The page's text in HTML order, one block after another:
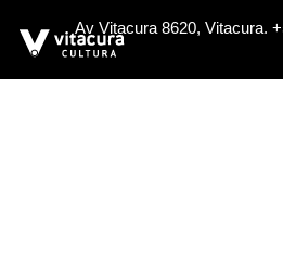
Av Vitacura 8620, Vitacura.